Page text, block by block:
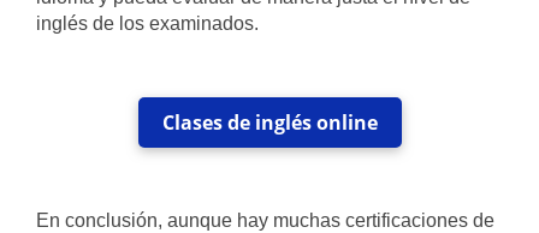
inglés de los examinados.
Clases de inglés online
En conclusión, aunque hay muchas certificaciones de